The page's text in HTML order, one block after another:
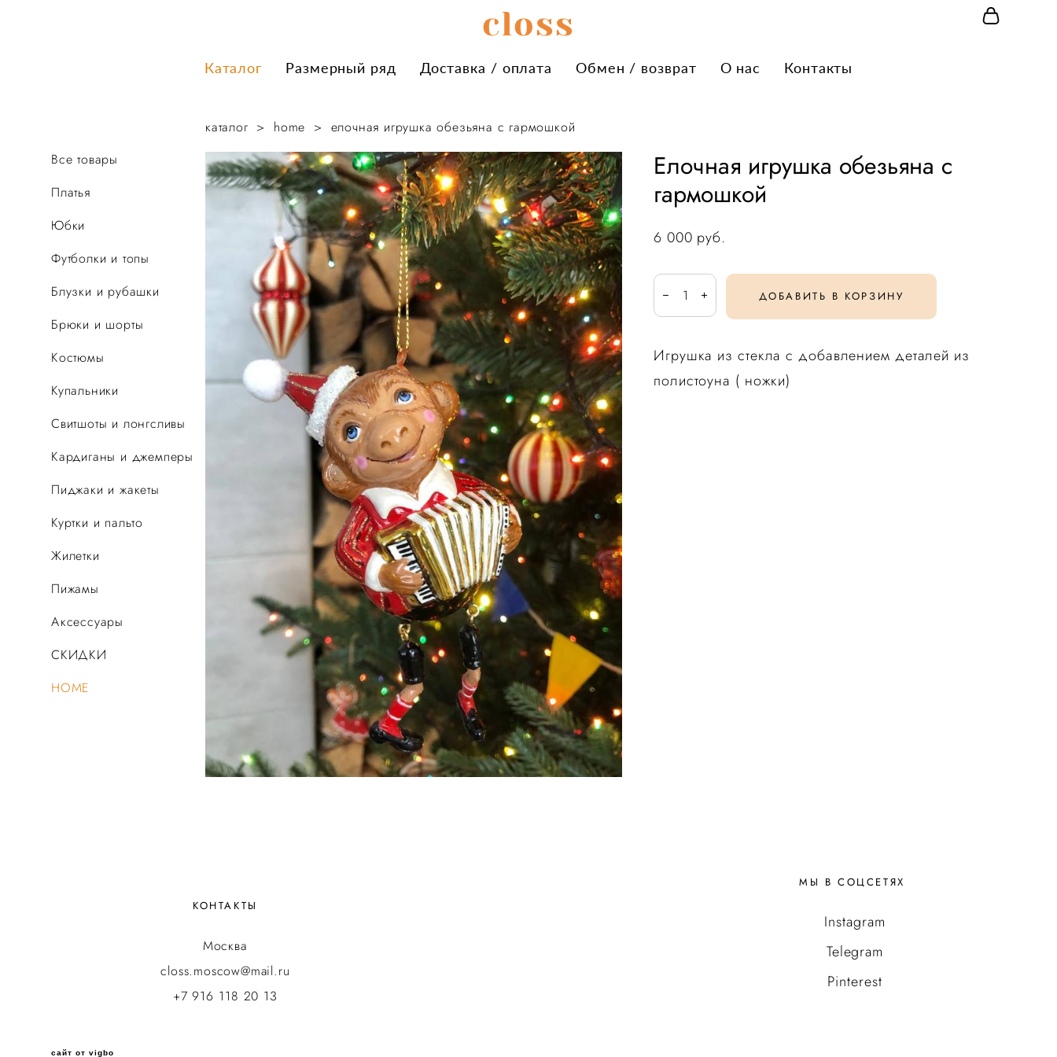
сloss
Каталог Размерный ряд Доставка / оплата Обмен / возврат О нас Контакты
сloss
Каталог Размерный ряд Доставка / оплата Обмен / возврат О нас Контакты
Все товары
Платья
Юбки
Футболки и топы
Блузки и рубашки
Брюки и шорты
Костюмы
Купальники
Свитшоты и лонгсливы
Кардиганы и джемперы
Пиджаки и жакеты
Куртки и пальто
Жилетки
Пижамы
Аксессуары
СКИДКИ
HOME
каталог > home > елочная игрушка обезьяна с гармошкой
Елочная игрушка обезьяна с
гармошкой
6 000 pуб.
ДОБАВИТЬ В КОРЗИНУ
Игрушка из стекла с добавлением деталей из
полистоуна ( ножки)
КОНТАКТЫ
Москва
closs.moscow@mail.ru
+7 916 118 20 13
МЫ В СОЦСЕТЯХ
Instagram
Telegram
Pinterest
сайт от vigbo